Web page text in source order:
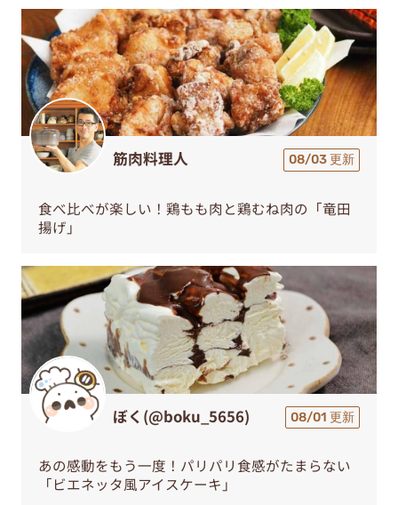
筋肉料理人 08/03 更新
食べ比べが楽しい！鶏もも肉と鶏むね肉の「竜田
揚げ」
ぼく(@boku_5656) 08/01 更新
あの感動をもう一度！パリパリ食感がたまらない
「ビエネッタ風アイスケーキ」